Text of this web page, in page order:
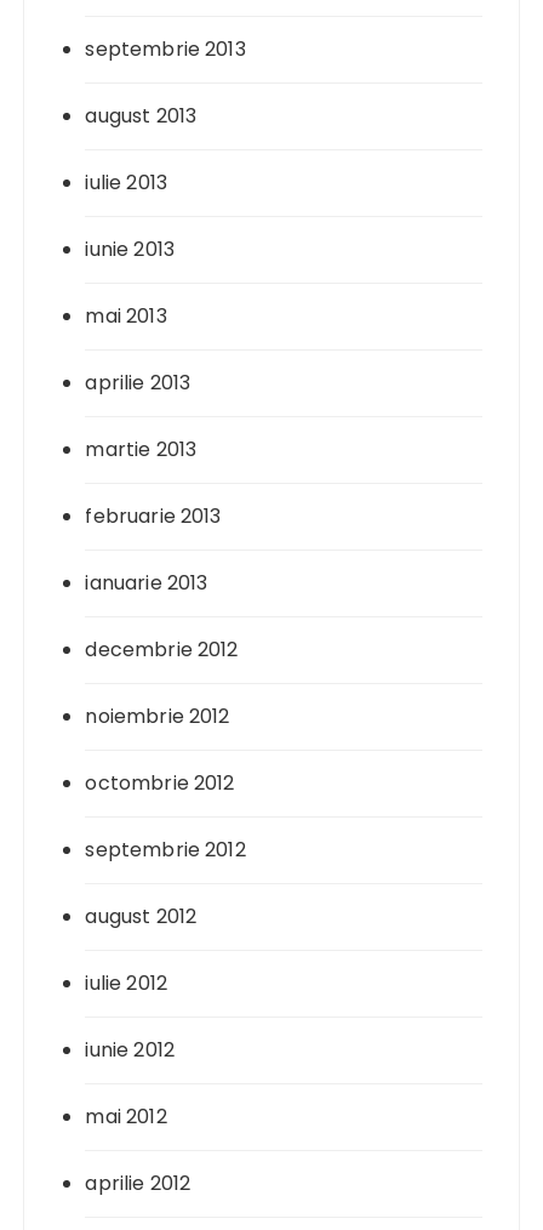
septembrie 2013
august 2013
iulie 2013
iunie 2013
mai 2013
aprilie 2013
martie 2013
februarie 2013
ianuarie 2013
decembrie 2012
noiembrie 2012
octombrie 2012
septembrie 2012
august 2012
iulie 2012
iunie 2012
mai 2012
aprilie 2012